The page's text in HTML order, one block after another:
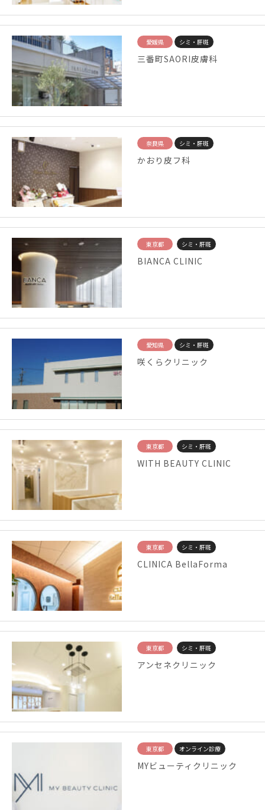
愛媛県 シミ・肝斑
三番町SAORI皮膚科
奈良県 シミ・肝斑
かおり皮フ科
東京都 シミ・肝斑
BIANCA CLINIC
愛知県 シミ・肝斑
咲くらクリニック
東京都 シミ・肝斑
WITH BEAUTY CLINIC
東京都 シミ・肝斑
CLINICA BellaForma
東京都 シミ・肝斑
アンセネクリニック
東京都 オンライン診療
MYビューティクリニック